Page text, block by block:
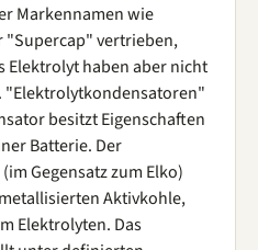
Markennamen wie
"Supercap" vertrieben,
Elektrolyt haben aber nicht
"Elektrolytkondensatoren"
besitzt Eigenschaften
Batterie. Der
Gegensatz zum Elko)
Aktivkohle,
Elektrolyten. Das